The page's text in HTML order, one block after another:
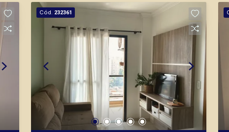
imóveis prontos, usados ou mesmo
nos principais lançamentos da cidade
de Ribeirão Preto.
Cód. 232361